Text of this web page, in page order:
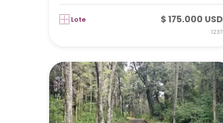
Lote $ 175.000 USD
1237